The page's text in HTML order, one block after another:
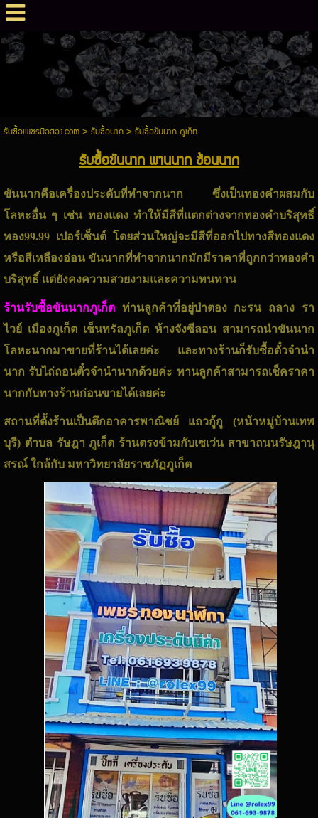
รับซื้อเพชรมือสอง.com> รับซื้อนาค> รับซื้อขันนาก ภูเก็ต
รับซื้อขันนาก พานนาก ช้อนนาก
ขันนากคือเครื่องประดับที่ทำจากนาก ซึ่งเป็นทองคำผสมกับ
โลหะอื่น ๆ เช่น ทองแดง ทำให้มีสีที่แตกต่างจากทองคำบริสุทธิ์
ทอง99.99 เปอร์เซ็นต์ โดยส่วนใหญ่จะมีสีที่ออกไปทางสีทองแดง
หรือสีเหลืองอ่อน ขันนากที่ทำจากนากมักมีราคาที่ถูกกว่าทองคำ
บริสุทธิ์ แต่ยังคงความสวยงามและความทนทาน
ร้านรับซื้อขันนากภูเก็ตท่านลูกค้าที่อยู่ป่าตอง กะรน ถลาง รา
ไวย์ เมืองภูเก็ต เช็นทรัลภูเก็ต ห้างจังซีลอน สามารถนำขันนาก
โลหะนากมาขายที่ร้านได้เลยค่ะ และทางร้านก็รับซื้อตั๋วจำนำ
นาก รับไถ่ถอนตั๋วจำนำนากด้วยค่ะ ทานลูกค้าสามารถเช็คราคา
นากกับทางร้านก่อนขายได้เลยค่ะ
สถานที่ตั้งร้านเป็นตึกอาคารพาณิชย์ แถวกู้กู (หน้าหมู่บ้านเทพ
บุรี) ตำบล รัษฎา ภูเก็ต ร้านตรงข้ามกับเซเว่น สาขาถนนรัษฎานุ
สรณ์ ใกล้กับ มหาวิทยาลัยราชภัฏภูเก็ต